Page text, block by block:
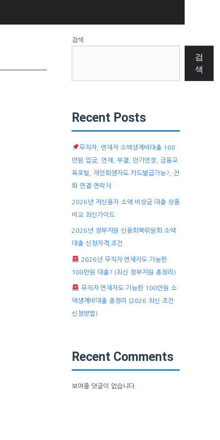
검색
검
색
Recent Posts
무직자, 연체자 소액생계비대출 100
만원 입금, 연체, 부결, 만기연장, 금융교
육포털, 개인회생자도 카드발급가능?, 전
화 연결 연락처
2026년 저신용자 소액 비상금 대출 상품
비교 최신가이드
2026년 정부지원 신용회복위원회 소액
대출 신청자격,조건
2026년 무직자·연체자도 가능한
100만원 대출? (최신 정부지원 총정리)
무직자·연체자도 가능한 100만원 소
액생계비대출 총정리 (2026 최신 조건·
신청방법)
Recent Comments
보여줄 댓글이 없습니다.